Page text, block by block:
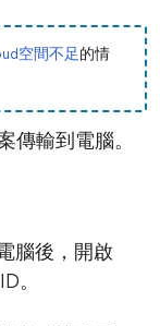
空間不足的情
傳輸到電腦。
腦後，開啟
。